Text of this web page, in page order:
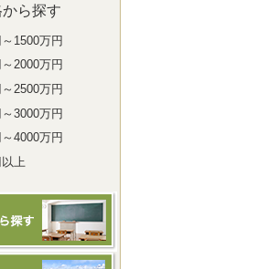
ら探す
1500万円
2000万円
2500万円
3000万円
4000万円
上